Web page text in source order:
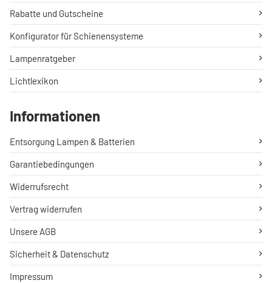
Rabatte und Gutscheine
Konfigurator für Schienensysteme
Lampenratgeber
Lichtlexikon
Informationen
Entsorgung Lampen & Batterien
Garantiebedingungen
Widerrufsrecht
Vertrag widerrufen
Unsere AGB
Sicherheit & Datenschutz
Impressum